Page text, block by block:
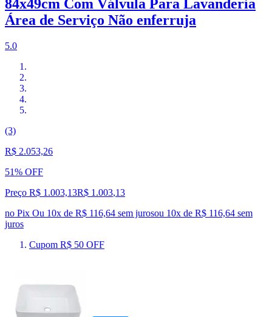
84x49cm Com Válvula Para Lavanderia
Área de Serviço Não enferruja
5.0
(3)
R$ 2.053,26
51% OFF
Preço R$ 1.003,13R$ 1.003,13
no Pix Ou 10x de R$ 116,64 sem jurosou 10x de R$ 116,64 sem
juros
Cupom R$ 50 OFF